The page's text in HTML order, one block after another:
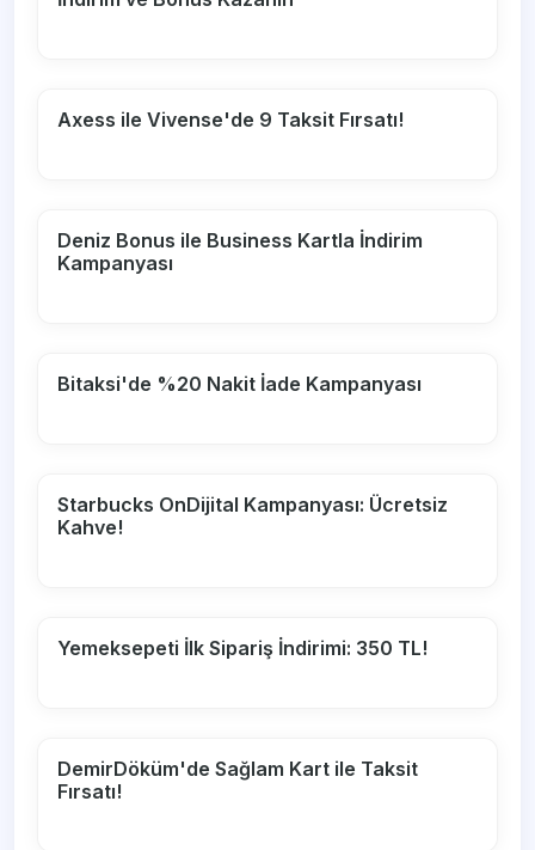
Axess ile Vivense'de 9 Taksit Fırsatı!
Deniz Bonus ile Business Kartla İndirim
Kampanyası
Bitaksi'de %20 Nakit İade Kampanyası
Starbucks OnDijital Kampanyası: Ücretsiz
Kahve!
Yemeksepeti İlk Sipariş İndirimi: 350 TL!
DemirDöküm'de Sağlam Kart ile Taksit
Fırsatı!